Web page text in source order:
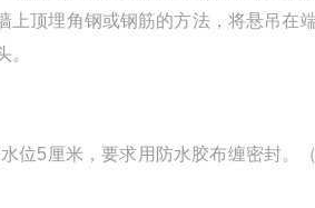
上顶埋角钢或钢筋的方法，将悬吊在
位5厘米，要求用防水胶布缠密封。